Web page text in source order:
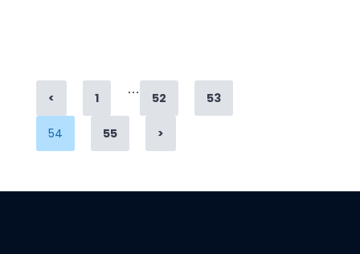
< Page
1
…
Page
52 Page
53
Page
54 Page
55 >